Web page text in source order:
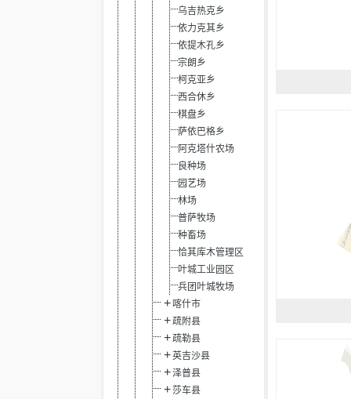
乌吉热克乡
依力克其乡
依提木孔乡
宗朗乡
柯克亚乡
西合休乡
棋盘乡
萨依巴格乡
阿克塔什农场
良种场
园艺场
林场
普萨牧场
种畜场
恰其库木管理区
叶城工业园区
兵团叶城牧场
喀什市
疏附县
疏勒县
英吉沙县
泽普县
莎车县